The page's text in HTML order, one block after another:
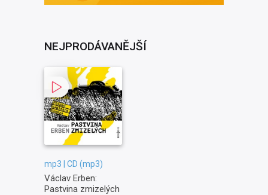
NEJPRODÁVANĚJŠÍ
mp3 | CD (mp3)
Václav Erben:
Pastvina zmizelých